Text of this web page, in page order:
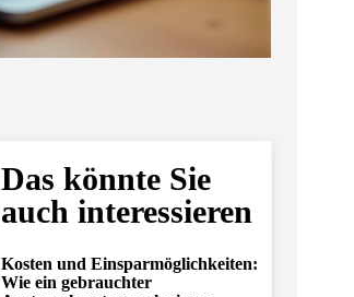
Das könnte Sie
auch interessieren
Kosten und Einsparmöglichkeiten:
Wie ein gebrauchter